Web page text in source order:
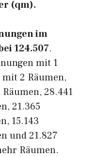
(qm).
im
124.507.
mit 1
mit 2 Räumen,
28.441
21.365
15.143
und 21.827
Räumen.